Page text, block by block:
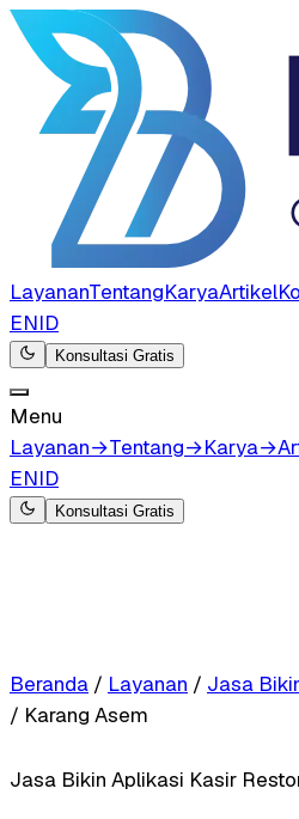
LayananTentangKaryaArtikel
ENID
Konsultasi Gratis
Menu
Layanan→Tentang→Karya→
ENID
Konsultasi Gratis
Beranda / Layanan / Jasa
/ Karang Asem
Jasa Bikin Aplikasi Kasir